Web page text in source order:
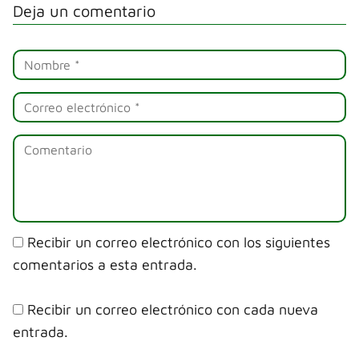
Deja un comentario
Recibir un correo electrónico con los siguientes
comentarios a esta entrada.
Recibir un correo electrónico con cada nueva
entrada.